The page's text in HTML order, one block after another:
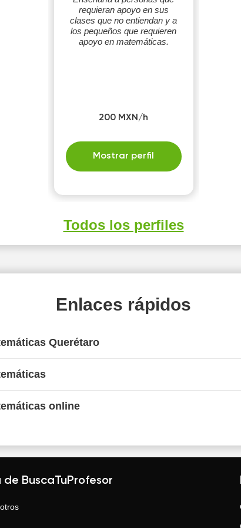
requieran apoyo en sus
clases que no entiendan y a
los pequeños que requieren
apoyo en matemáticas.
200 MXN/h
Mostrar perfil
Todos los perfiles
Enlaces rápidos
Querétaro
online
BuscaTuProfesor